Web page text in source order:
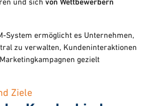
System ermöglicht es Unternehmen,
zu verwalten, Kundeninteraktionen
gezielt
Ziele